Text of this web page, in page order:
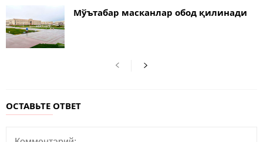
Мўътабар масканлар обод қилинади
ОСТАВЬТЕ ОТВЕТ